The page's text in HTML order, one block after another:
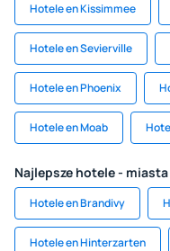
Hotele en Kissimmee
Hotele en Sevierville
Hotele en Phoenix
Hotele en Moab
Najlepsze hotele - miasta
Hotele en Brandivy
Hotele en Hinterzarten